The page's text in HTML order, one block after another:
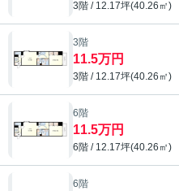
3階 / 12.17坪(40.26㎡)
3階
11.5万円
3階 / 12.17坪(40.26㎡)
6階
11.5万円
6階 / 12.17坪(40.26㎡)
6階